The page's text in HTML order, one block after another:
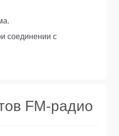
соединении с
FM-радио